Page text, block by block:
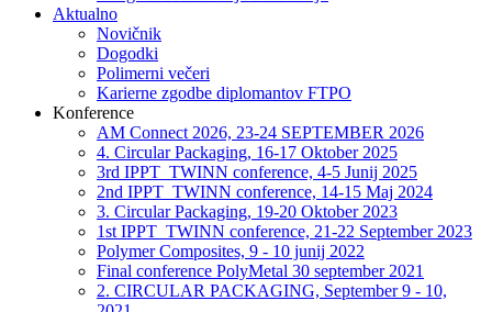
Aktualno
Novičnik
Dogodki
Polimerni večeri
Karierne zgodbe diplomantov FTPO
Konference
AM Connect 2026, 23-24 SEPTEMBER 2026
4. Circular Packaging, 16-17 Oktober 2025
3rd IPPT_TWINN conference, 4-5 Junij 2025
2nd IPPT_TWINN conference, 14-15 Maj 2024
3. Circular Packaging, 19-20 Oktober 2023
1st IPPT_TWINN conference, 21-22 September 2023
Polymer Composites, 9 - 10 junij 2022
Final conference PolyMetal 30 september 2021
2. CIRCULAR PACKAGING, September 9 - 10,